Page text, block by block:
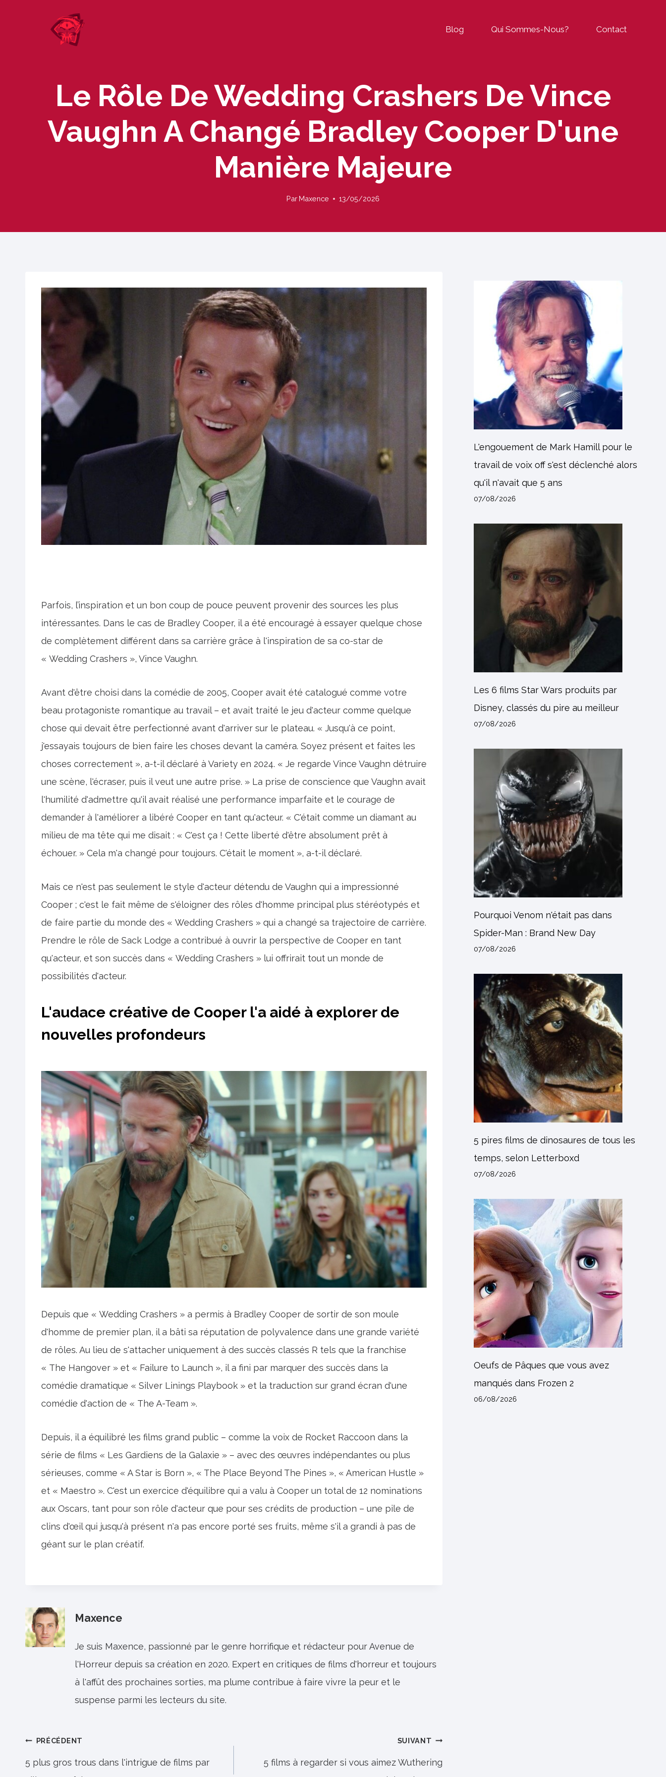
Blog Qui Sommes-Nous? Contact
Le Rôle De Wedding Crashers De Vince
Vaughn A Changé Bradley Cooper D'une
Manière Majeure
Par Maxence 13/05/2026
Parfois, l’inspiration et un bon coup de pouce peuvent provenir des sources les plus
intéressantes. Dans le cas de Bradley Cooper, il a été encouragé à essayer quelque chose
de complètement différent dans sa carrière grâce à l'inspiration de sa co-star de
« Wedding Crashers », Vince Vaughn.
Avant d'être choisi dans la comédie de 2005, Cooper avait été catalogué comme votre
beau protagoniste romantique au travail – et avait traité le jeu d'acteur comme quelque
chose qui devait être perfectionné avant d'arriver sur le plateau. « Jusqu'à ce point,
j'essayais toujours de bien faire les choses devant la caméra. Soyez présent et faites les
choses correctement », a-t-il déclaré à Variety en 2024. « Je regarde Vince Vaughn détruire
une scène, l'écraser, puis il veut une autre prise. » La prise de conscience que Vaughn avait
l'humilité d'admettre qu'il avait réalisé une performance imparfaite et le courage de
demander à l'améliorer a libéré Cooper en tant qu'acteur. « C'était comme un diamant au
milieu de ma tête qui me disait : « C'est ça ! Cette liberté d'être absolument prêt à
échouer. » Cela m'a changé pour toujours. C'était le moment », a-t-il déclaré.
Mais ce n'est pas seulement le style d'acteur détendu de Vaughn qui a impressionné
Cooper ; c'est le fait même de s'éloigner des rôles d'homme principal plus stéréotypés et
de faire partie du monde des « Wedding Crashers » qui a changé sa trajectoire de carrière.
Prendre le rôle de Sack Lodge a contribué à ouvrir la perspective de Cooper en tant
qu'acteur, et son succès dans « Wedding Crashers » lui offrirait tout un monde de
possibilités d'acteur.
L'audace créative de Cooper l'a aidé à explorer de
nouvelles profondeurs
Depuis que « Wedding Crashers » a permis à Bradley Cooper de sortir de son moule
d'homme de premier plan, il a bâti sa réputation de polyvalence dans une grande variété
de rôles. Au lieu de s'attacher uniquement à des succès classés R tels que la franchise
« The Hangover » et « Failure to Launch », il a fini par marquer des succès dans la
comédie dramatique « Silver Linings Playbook » et la traduction sur grand écran d'une
comédie d'action de « The A-Team ».
Depuis, il a équilibré les films grand public – comme la voix de Rocket Raccoon dans la
série de films « Les Gardiens de la Galaxie » – avec des œuvres indépendantes ou plus
sérieuses, comme « A Star is Born », « The Place Beyond The Pines », « American Hustle »
et « Maestro ». C'est un exercice d'équilibre qui a valu à Cooper un total de 12 nominations
aux Oscars, tant pour son rôle d'acteur que pour ses crédits de production – une pile de
clins d'œil qui jusqu'à présent n'a pas encore porté ses fruits, même s'il a grandi à pas de
géant sur le plan créatif.
Maxence
Je suis Maxence, passionné par le genre horrifique et rédacteur pour Avenue de
l'Horreur depuis sa création en 2020. Expert en critiques de films d'horreur et toujours
à l'affût des prochaines sorties, ma plume contribue à faire vivre la peur et le
suspense parmi les lecteurs du site.
Navigation
de
PRÉCÉDENT
5 plus gros trous dans l'intrigue de films par
SUIVANT
5 films à regarder si vous aimez Wuthering
L'engouement de Mark Hamill pour le
travail de voix off s'est déclenché alors
qu'il n'avait que 5 ans
07/08/2026
Les 6 films Star Wars produits par
Disney, classés du pire au meilleur
07/08/2026
Pourquoi Venom n'était pas dans
Spider-Man : Brand New Day
07/08/2026
5 pires films de dinosaures de tous les
temps, selon Letterboxd
07/08/2026
Oeufs de Pâques que vous avez
manqués dans Frozen 2
06/08/2026